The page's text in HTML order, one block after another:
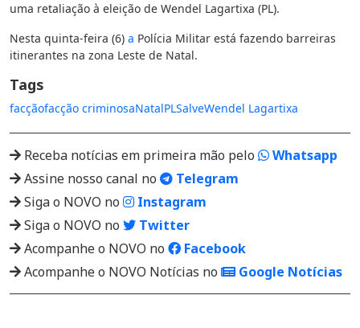
uma retaliação à eleição de Wendel Lagartixa (PL).
Nesta quinta-feira (6) a Polícia Militar está fazendo barreiras
itinerantes na zona Leste de Natal.
Tags
facçãofacção criminosaNatalPLSalveWendel Lagartixa
Receba notícias em primeira mão pelo
Whatsapp
Assine nosso canal no
Telegram
Siga o NOVO no
Instagram
Siga o NOVO no
Twitter
Acompanhe o NOVO no
Facebook
Acompanhe o NOVO Notícias no
Google Notícias